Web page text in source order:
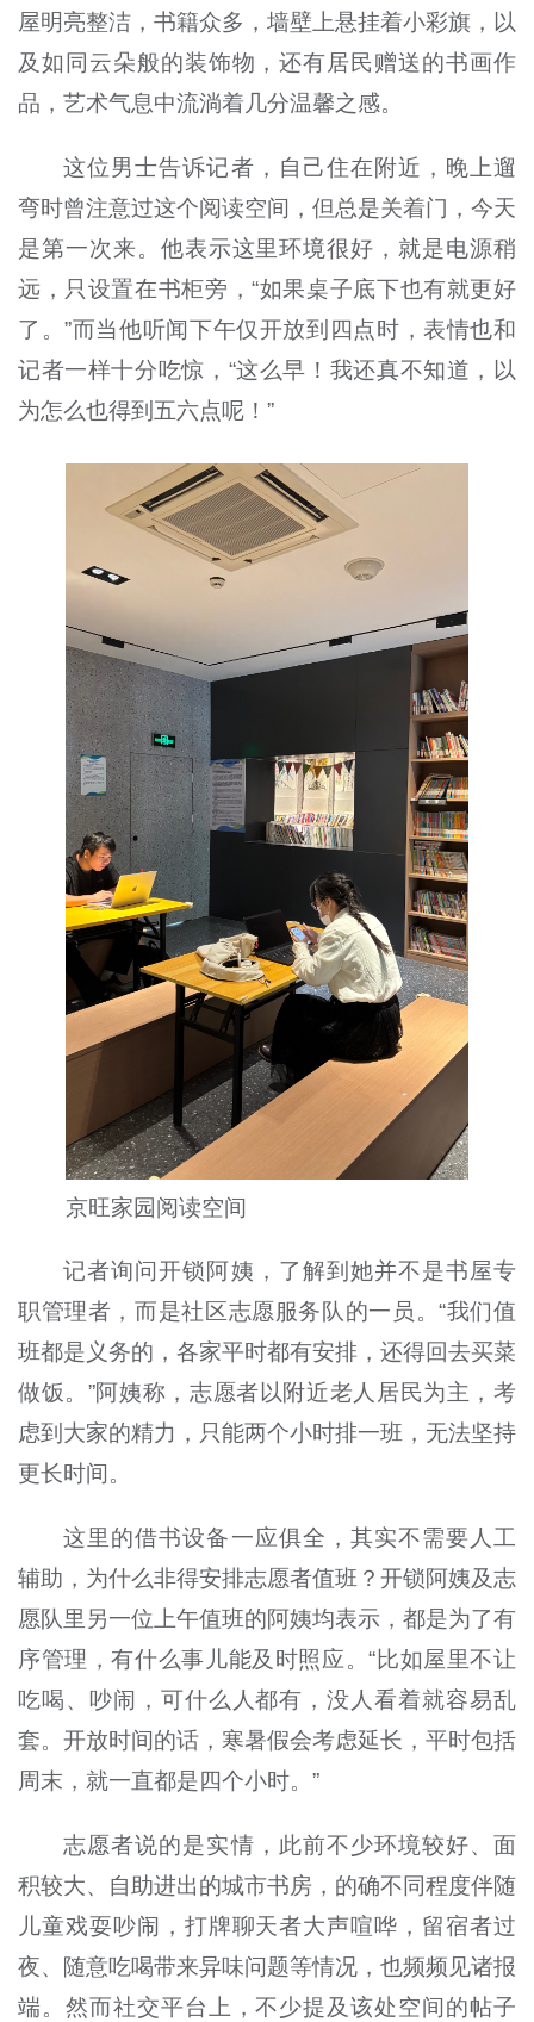
屋明亮整洁，书籍众多，墙壁上悬挂着小彩旗，以
及如同云朵般的装饰物，还有居民赠送的书画作
品，艺术气息中流淌着几分温馨之感。
这位男士告诉记者，自己住在附近，晚上遛
弯时曾注意过这个阅读空间，但总是关着门，今天
是第一次来。他表示这里环境很好，就是电源稍
远，只设置在书柜旁，“如果桌子底下也有就更好
了。”而当他听闻下午仅开放到四点时，表情也和
记者一样十分吃惊，“这么早！我还真不知道，以
为怎么也得到五六点呢！”
京旺家园阅读空间
记者询问开锁阿姨，了解到她并不是书屋专
职管理者，而是社区志愿服务队的一员。“我们值
班都是义务的，各家平时都有安排，还得回去买菜
做饭。”阿姨称，志愿者以附近老人居民为主，考
虑到大家的精力，只能两个小时排一班，无法坚持
更长时间。
这里的借书设备一应俱全，其实不需要人工
辅助，为什么非得安排志愿者值班？开锁阿姨及志
愿队里另一位上午值班的阿姨均表示，都是为了有
序管理，有什么事儿能及时照应。“比如屋里不让
吃喝、吵闹，可什么人都有，没人看着就容易乱
套。开放时间的话，寒暑假会考虑延长，平时包括
周末，就一直都是四个小时。”
志愿者说的是实情，此前不少环境较好、面
积较大、自助进出的城市书房，的确不同程度伴随
儿童戏耍吵闹，打牌聊天者大声喧哗，留宿者过
夜、随意吃喝带来异味问题等情况，也频频见诸报
端。然而社交平台上，不少提及该处空间的帖子